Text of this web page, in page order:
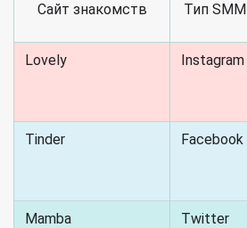
Сайт знакомств Тип SMM
Lovely Instagram
Tinder Facebook
Mamba Twitter